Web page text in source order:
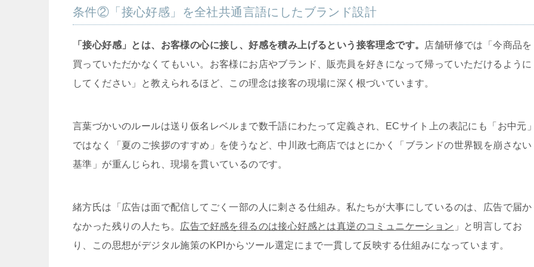
条件②「接心好感」を全社共通言語にしたブランド設計
「接心好感」とは、お客様の心に接し、好感を積み上げるという接客理念です。 店舗研修では「今商品を
買っていただかなくてもいい。お客様にお店やブランド、販売員を好きになって帰っていただけるように
してください」と教えられるほど、この理念は接客の現場に深く根づいています。
言葉づかいのルールは送り仮名レベルまで数千語にわたって定義され、ECサイト上の表記にも「お中元
ではなく「夏のご挨拶のすすめ」を使うなど、中川政七商店ではとにかく「ブランドの世界観を崩さない
基準」が重んじられ、現場を貫いているのです。
緒方氏は「広告は面で配信してごく一部の人に刺さる仕組み。私たちが大事にしているのは、広告で届か
なかった残りの人たち。 広告で好感を得るのは接心好感とは真逆のコミュニケーション 」と明言してお
り、この思想がデジタル施策のKPIからツール選定にまで一貫して反映する仕組みになっています。